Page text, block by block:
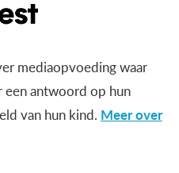
mediaopvoeding waar
antwoord op hun
van hun kind. Meer over